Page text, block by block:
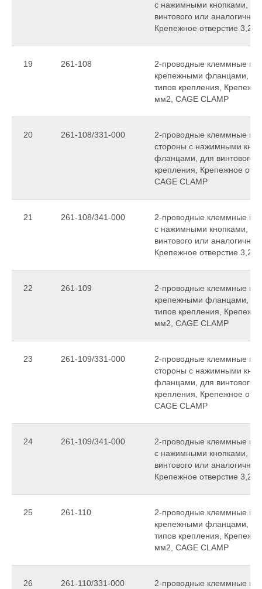
с нажимными кнопками, с
винтового или
Крепежное отверстие 3,2
19 261-108
2-проводные клеммные
крепежными фланцами,
типов крепления,
мм2, CAGE CLAMP
20 261-108/331-000
2-проводные клеммные
стороны с нажимными
фланцами, для винтового
крепления, Крепежное
CAGE CLAMP
21 261-108/341-000
2-проводные клеммные
с нажимными кнопками, с
винтового или
Крепежное отверстие 3,2
22 261-109
2-проводные клеммные
крепежными фланцами,
типов крепления,
мм2, CAGE CLAMP
23 261-109/331-000
2-проводные клеммные
стороны с нажимными
фланцами, для винтового
крепления, Крепежное
CAGE CLAMP
24 261-109/341-000
2-проводные клеммные
с нажимными кнопками, с
винтового или
Крепежное отверстие 3,2
25 261-110
2-проводные клеммные
крепежными фланцами,
типов крепления,
мм2, CAGE CLAMP
26 261-110/331-000
2-проводные клеммные